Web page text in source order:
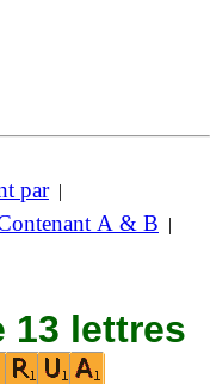
par|
A & B |
13 lettres